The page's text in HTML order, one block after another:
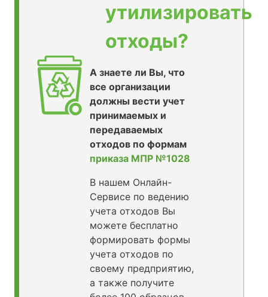
утилизировать
отходы?
А знаете ли Вы, что
все организации
должны вести учет
принимаемых и
передаваемых
отходов по формам
приказа МПР №1028
В нашем Онлайн-
Сервисе по ведению
учета отходов Вы
можете бесплатно
формировать формы
учета отходов по
своему предприятию,
а также получите